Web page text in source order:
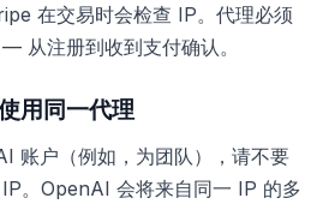
在交易时会检查 IP。代理必须
从注册到收到支付确认。
用同一代理
账户（例如，为团队），请不要
。OpenAI 会将来自同一 IP 的多